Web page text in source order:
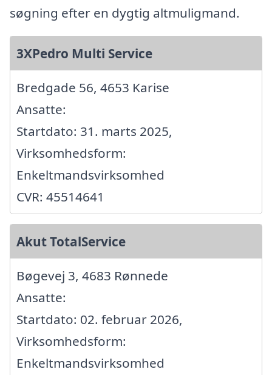
søgning efter en dygtig altmuligmand.
3XPedro Multi Service
Bredgade 56, 4653 Karise
Ansatte:
Startdato: 31. marts 2025,
Virksomhedsform:
Enkeltmandsvirksomhed
CVR: 45514641
Akut TotalService
Bøgevej 3, 4683 Rønnede
Ansatte:
Startdato: 02. februar 2026,
Virksomhedsform:
Enkeltmandsvirksomhed